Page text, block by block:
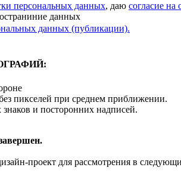
персональных данных, даю согласие
данных
данных (публикации).
пикселей при среднем приближении.
и посторонних надписей.
проект для рассмотрения в